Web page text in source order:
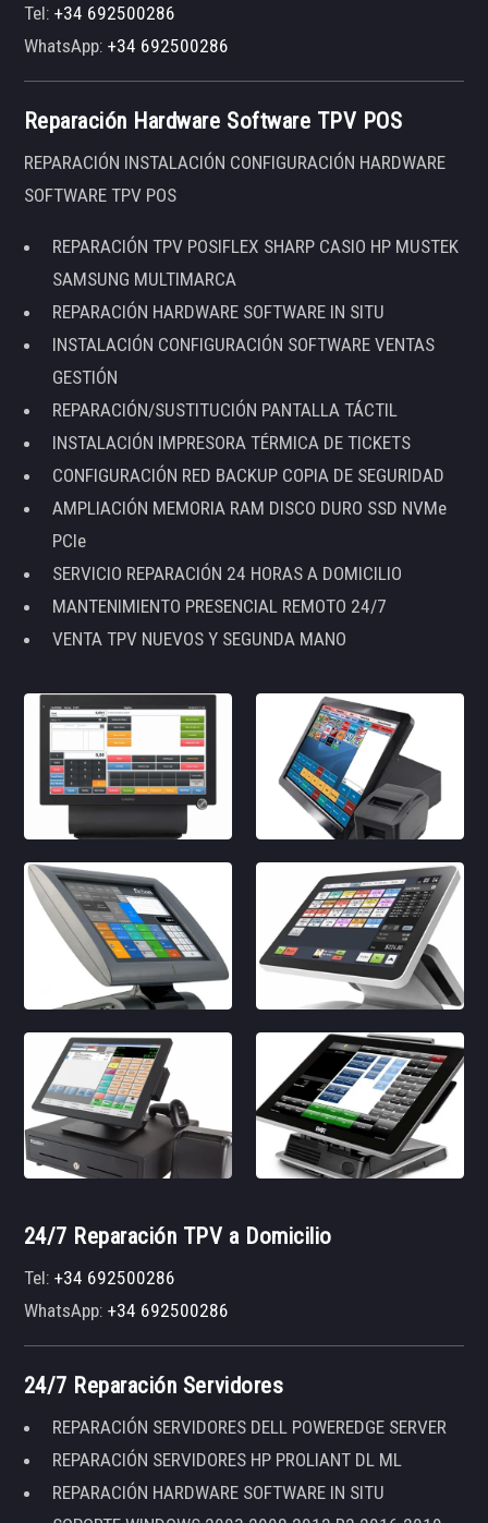
Tel:+34 692500286
WhatsApp:+34 692500286
Reparación Hardware Software TPV POS
REPARACIÓN INSTALACIÓN CONFIGURACIÓN HARDWARE
SOFTWARE TPV POS
REPARACIÓN TPV POSIFLEX SHARP CASIO HP MUSTEK
SAMSUNG MULTIMARCA
REPARACIÓN HARDWARE SOFTWARE IN SITU
INSTALACIÓN CONFIGURACIÓN SOFTWARE VENTAS
GESTIÓN
REPARACIÓN/SUSTITUCIÓN PANTALLA TÁCTIL
INSTALACIÓN IMPRESORA TÉRMICA DE TICKETS
CONFIGURACIÓN RED BACKUP COPIA DE SEGURIDAD
AMPLIACIÓN MEMORIA RAM DISCO DURO SSD NVMe
PCIe
SERVICIO REPARACIÓN 24 HORAS A DOMICILIO
MANTENIMIENTO PRESENCIAL REMOTO 24/7
VENTA TPV NUEVOS Y SEGUNDA MANO
24/7 Reparación TPV a Domicilio
Tel:+34 692500286
WhatsApp:+34 692500286
24/7 Reparación Servidores
REPARACIÓN SERVIDORES DELL POWEREDGE SERVER
REPARACIÓN SERVIDORES HP PROLIANT DL ML
REPARACIÓN HARDWARE SOFTWARE IN SITU